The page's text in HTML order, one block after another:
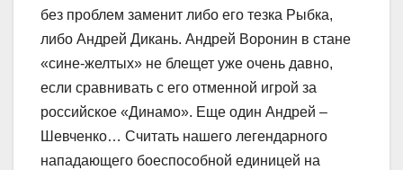
без проблем заменит либо его тезка Рыбка,
либо Андрей Дикань. Андрей Воронин в стане
«сине-желтых» не блещет уже очень давно,
если сравнивать с его отменной игрой за
российское «Динамо». Еще один Андрей –
Шевченко… Считать нашего легендарного
нападающего боеспособной единицей на